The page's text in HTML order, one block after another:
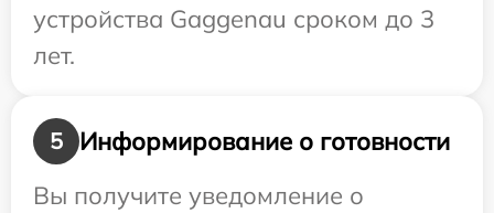
устройства Gaggenau сроком до 3
лет.
5
Информирование о готовности
Вы получите уведомление о